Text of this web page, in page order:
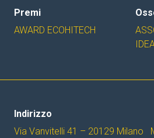
Premi
AWARD ECOHITECH
Indirizzo
Via Vanvitelli 41 – 20129 Milano